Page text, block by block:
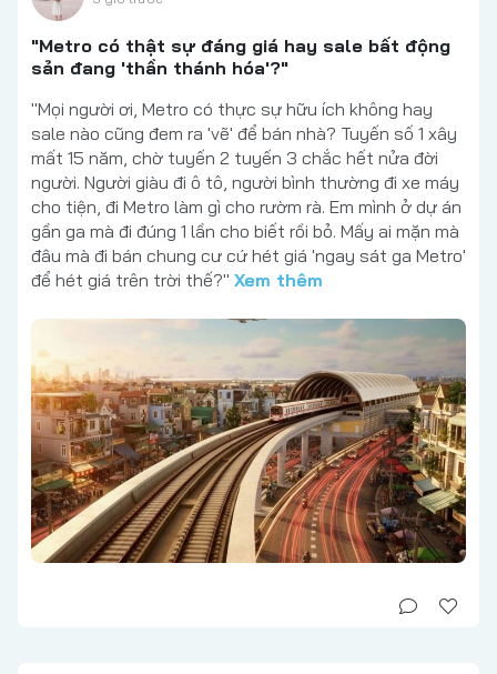
"Metro có thật sự đáng giá hay sale bất động
sản đang 'thần thánh hóa'?"
"Mọi người ơi, Metro có thực sự hữu ích không hay
sale nào cũng đem ra 'vẽ' để bán nhà? Tuyến số 1 xây
mất 15 năm, chờ tuyến 2 tuyến 3 chắc hết nửa đời
người. Người giàu đi ô tô, người bình thường đi xe máy
cho tiện, đi Metro làm gì cho rườm rà. Em mình ở dự án
gần ga mà đi đúng 1 lần cho biết rồi bỏ. Mấy ai mặn mà
đâu mà đi bán chung cư cứ hét giá 'ngay sát ga Metro'
để hét giá trên trời thế?" Xem thêm